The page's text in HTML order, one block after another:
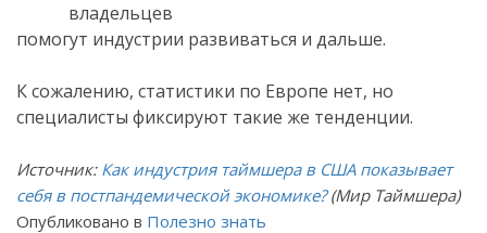
владельцев
помогут индустрии развиваться и дальше.
К сожалению, статистики по Европе нет, но
специалисты фиксируют такие же тенденции.
Источник: Как индустрия таймшера в США показывает
себя в постпандемической экономике?(Мир Таймшера)
Опубликовано в Полезно знать